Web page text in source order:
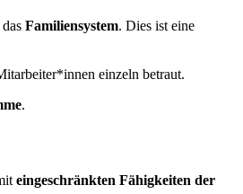
Familiensystem. Dies ist eine
einzeln betraut.
.
eingeschränkten Fähigkeiten der